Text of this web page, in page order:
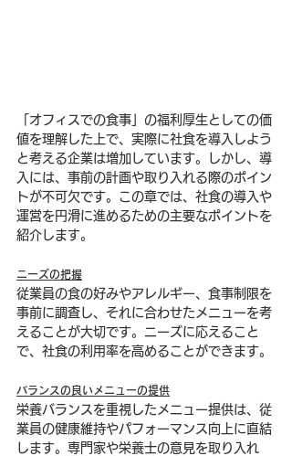
「オフィスでの食事」の福利厚生としての価
値を理解した上で、実際に社食を導入しよう
と考える企業は増加しています。しかし、導
入には、事前の計画や取り入れる際のポイン
トが不可欠です。この章では、社食の導入や
運営を円滑に進めるための主要なポイントを
紹介します。
ニーズの把握
従業員の食の好みやアレルギー、食事制限を
事前に調査し、それに合わせたメニューを考
えることが大切です。ニーズに応えること
で、社食の利用率を高めることができます。
バランスの良いメニューの提供
栄養バランスを重視したメニュー提供は、従
業員の健康維持やパフォーマンス向上に直結
します。専門家や栄養士の意見を取り入れ